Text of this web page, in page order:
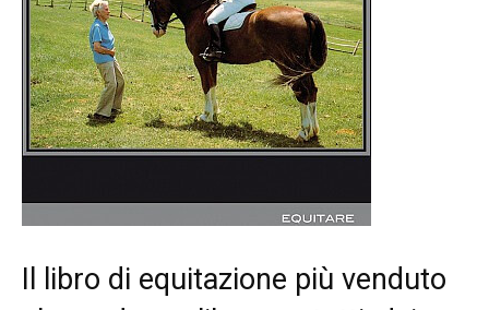
Il libro di equitazione più venduto